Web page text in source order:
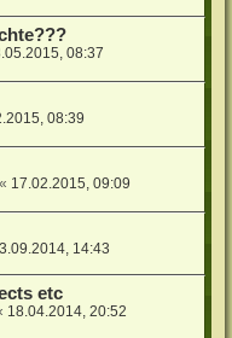
08:37
08:39
« 17.02.2015, 09:09
14:43
etc
18.04.2014, 20:52